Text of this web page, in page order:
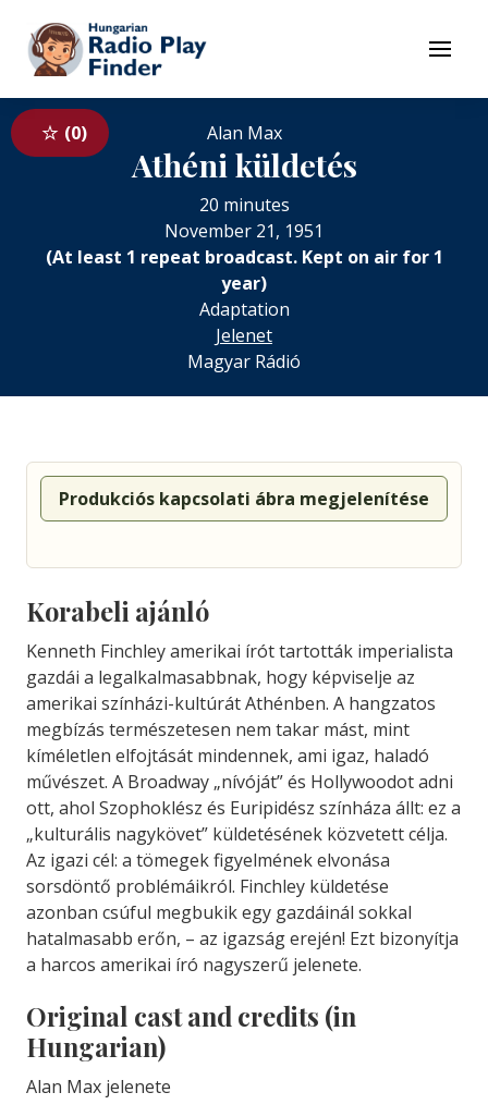
To contents
Menu
0 Alan Max
Athéni küldetés
20 minutes
November 21, 1951
(At least 1 repeat broadcast. Kept on air for 1
year)
Adaptation
Jelenet
Magyar Rádió
Produkciós kapcsolati ábra megjelenítése
Korabeli ajánló
Kenneth Finchley amerikai írót tartották imperialista
gazdái a legalkalmasabbnak, hogy képviselje az
amerikai színházi-kultúrát Athénben. A hangzatos
megbízás természetesen nem takar mást, mint
kíméletlen elfojtását mindennek, ami igaz, haladó
művészet. A Broadway „nívóját” és Hollywoodot adni
ott, ahol Szophoklész és Euripidész színháza állt: ez a
„kulturális nagykövet” küldetésének közvetett célja.
Az igazi cél: a tömegek figyelmének elvonása
sorsdöntő problémáikról. Finchley küldetése
azonban csúful megbukik egy gazdáinál sokkal
hatalmasabb erőn, – az igazság erején! Ezt bizonyítja
a harcos amerikai író nagyszerű jelenete.
Original cast and credits (in
Hungarian)
Alan Max jelenete